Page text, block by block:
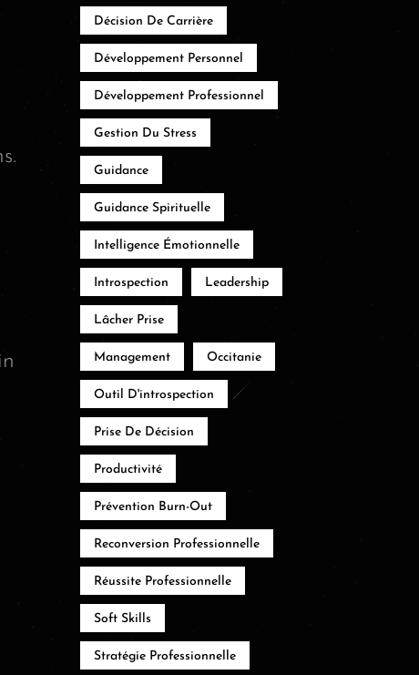
Décision De Carrière
Développement Personnel
Développement Professionnel
Gestion Du Stress
Guidance
Guidance Spirituelle
Intelligence Émotionnelle
Introspection Leadership
Lâcher Prise
Management Occitanie
Outil D'introspection
Prise De Décision
Productivité
Prévention Burn-Out
Reconversion Professionnelle
Réussite Professionnelle
Soft Skills
Stratégie Professionnelle